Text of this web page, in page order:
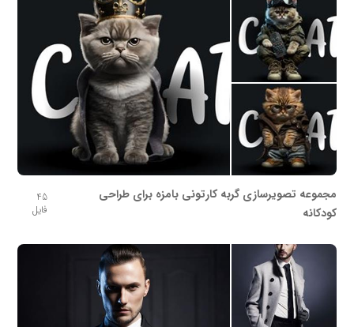
مجموعه تصویرسازی گربه کارتونی بامزه برای طراحی
کودکانه
45
فایل